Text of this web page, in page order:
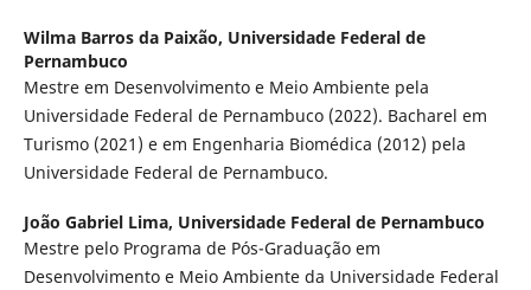
Wilma Barros da Paixão, Universidade Federal de
Pernambuco
Mestre em Desenvolvimento e Meio Ambiente pela
Universidade Federal de Pernambuco (2022). Bacharel em
Turismo (2021) e em Engenharia Biomédica (2012) pela
Universidade Federal de Pernambuco.
João Gabriel Lima, Universidade Federal de Pernambuco
Mestre pelo Programa de Pós-Graduação em
Desenvolvimento e Meio Ambiente da Universidade Federal